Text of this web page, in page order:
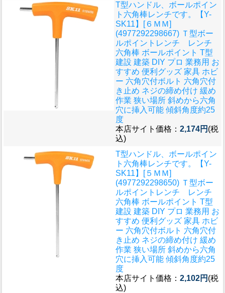
T型ハンドル、ボールポイン
ト六角棒レンチです。
【Y-
SK11】[６ＭＭ]
(4977292298667) Ｔ型ボー
ルポイントレンチ レンチ
六角棒 ボールポイント T型
建設 建築 DIY プロ 業務用 お
すすめ 便利グッズ 家具 ホビ
ー 六角穴付ボルト 六角穴付
き止め ネジの締め付け 緩め
作業 狭い場所 斜めから六角
穴に挿入可能 傾斜角度約25
度
本店サイト価格： 2,174円 (税
込)
T型ハンドル、ボールポイン
ト六角棒レンチです。
【Y-
SK11】[５ＭＭ]
(4977292298650) Ｔ型ボー
ルポイントレンチ レンチ
六角棒 ボールポイント T型
建設 建築 DIY プロ 業務用 お
すすめ 便利グッズ 家具 ホビ
ー 六角穴付ボルト 六角穴付
き止め ネジの締め付け 緩め
作業 狭い場所 斜めから六角
穴に挿入可能 傾斜角度約25
度
本店サイト価格： 2,102円 (税
込)